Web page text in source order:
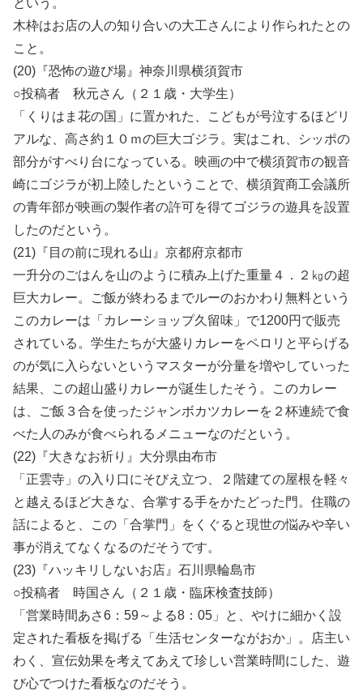
木枠はお店の人の知り合いの大工さんにより作られたとの
こと。
(20)『恐怖の遊び場』神奈川県横須賀市
○投稿者 秋元さん（２１歳・大学生）
「くりはま花の国」に置かれた、こどもが号泣するほどリ
アルな、高さ約１０ｍの巨大ゴジラ。実はこれ、シッポの
部分がすべり台になっている。映画の中で横須賀市の観音
崎にゴジラが初上陸したということで、横須賀商工会議所
の青年部が映画の製作者の許可を得てゴジラの遊具を設置
したのだという。
(21)『目の前に現れる山』京都府京都市
一升分のごはんを山のように積み上げた重量４．２㎏の超
巨大カレー。ご飯が終わるまでルーのおかわり無料という
このカレーは「カレーショップ久留味」で1200円で販売
されている。学生たちが大盛りカレーをペロリと平らげる
のが気に入らないというマスターが分量を増やしていった
結果、この超山盛りカレーが誕生したそう。このカレー
は、ご飯３合を使ったジャンボカツカレーを２杯連続で食
べた人のみが食べられるメニューなのだという。
(22)『大きなお祈り』大分県由布市
「正雲寺」の入り口にそびえ立つ、２階建ての屋根を軽々
と越えるほど大きな、合掌する手をかたどった門。住職の
話によると、この「合掌門」をくぐると現世の悩みや辛い
事が消えてなくなるのだそうです。
(23)『ハッキリしないお店』石川県輪島市
○投稿者 時国さん（２１歳・臨床検査技師）
「営業時間あさ6：59～よる8：05」と、やけに細かく設
定された看板を掲げる「生活センターながおか」。店主い
わく、宣伝効果を考えてあえて珍しい営業時間にした、遊
び心でつけた看板なのだそう。